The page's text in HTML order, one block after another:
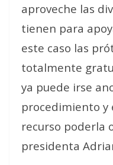
aproveche las
tienen para
este caso las
totalmente
ya puede irse
procedimiento y
recurso poderla
presidenta